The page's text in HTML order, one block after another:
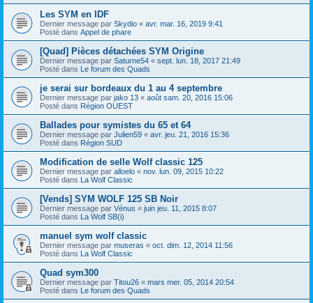
Les SYM en IDF
Dernier message par Skydio « avr. mar. 16, 2019 9:41
Posté dans Appel de phare
[Quad] Pièces détachées SYM Origine
Dernier message par Saturne54 « sept. lun. 18, 2017 21:49
Posté dans Le forum des Quads
je serai sur bordeaux du 1 au 4 septembre
Dernier message par jako 13 « août sam. 20, 2016 15:06
Posté dans Région OUEST
Ballades pour symistes du 65 et 64
Dernier message par Julien59 « avr. jeu. 21, 2016 15:36
Posté dans Région SUD
Modification de selle Wolf classic 125
Dernier message par alloelo « nov. lun. 09, 2015 10:22
Posté dans La Wolf Classic
[Vends] SYM WOLF 125 SB Noir
Dernier message par Vénus « juin jeu. 11, 2015 8:07
Posté dans La Wolf SB(i)
manuel sym wolf classic
Dernier message par museras « oct. dim. 12, 2014 11:56
Posté dans La Wolf Classic
Quad sym300
Dernier message par Titou26 « mars mer. 05, 2014 20:54
Posté dans Le forum des Quads